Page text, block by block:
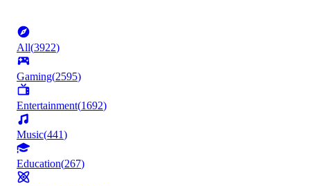
All(3922)
Gaming(2595)
Entertainment(1692)
Music(441)
Education(267)